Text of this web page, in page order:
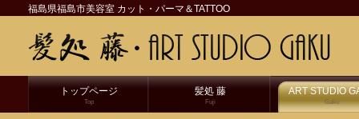
福島県福島市美容室 カット・パーマ＆TATTOO
トップページ
Top
髪処 藤
Fuji
ART STUDIO
Gaku